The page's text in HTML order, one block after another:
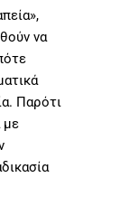
να
Παρότι
με